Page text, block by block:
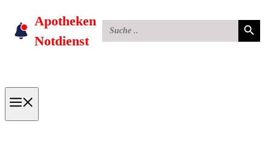
content
Apotheken
Notdienst
for:
Search Button